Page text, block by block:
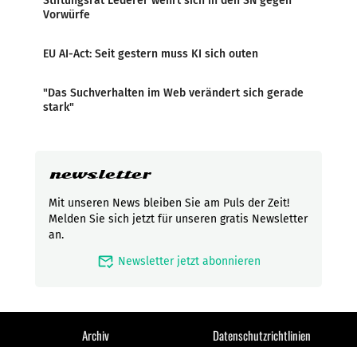
Vorwürfe
EU AI-Act: Seit gestern muss KI sich outen
"Das Suchverhalten im Web verändert sich gerade
stark"
newsletter
Mit unseren News bleiben Sie am Puls der Zeit!
Melden Sie sich jetzt für unseren gratis Newsletter
an.
mark_email_read Newsletter jetzt abonnieren
Archiv Datenschutzrichtlinien